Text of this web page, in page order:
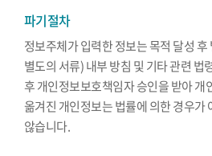
파기절차
정보주체가 입력한 정보는 목적 달성
별도의 서류) 내부 방침 및 기타 관련
후 개인정보보호책임자 승인을 받아 개
옮겨진 개인정보는 법률에 의한 경우
않습니다.